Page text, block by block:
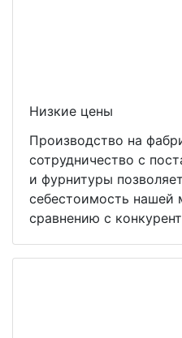
Низкие цены
Производство на
сотрудничество с
и фурнитуры
себестоимость нашей
сравнению с